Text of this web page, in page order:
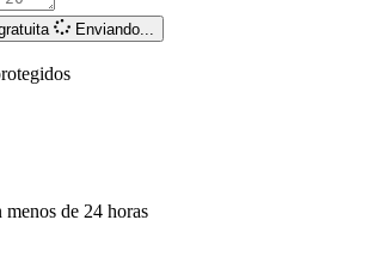
Enviando...
menos de 24 horas